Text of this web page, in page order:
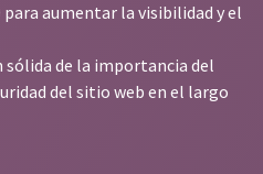
para aumentar la visibilidad y el
de la importancia del
del sitio web en el largo